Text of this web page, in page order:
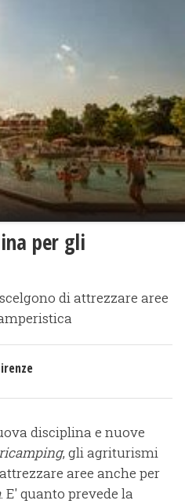
per gli
di attrezzare aree
disciplina e nuove
, gli agriturismi
aree anche per
. E' quanto prevede la